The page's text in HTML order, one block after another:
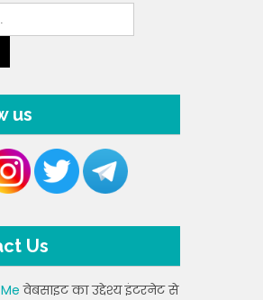
us
Us
वेबसाइट का उद्देश्य इंटरनेट से